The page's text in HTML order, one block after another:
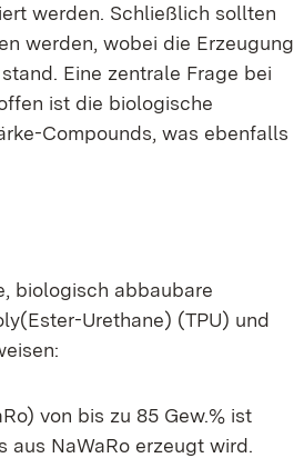
werden. Schließlich sollten
werden, wobei die Erzeugung
Eine zentrale Frage bei
ist die biologische
Compounds, was ebenfalls
biologisch abbaubare
Urethane) (TPU) und
von bis zu 85 Gew.% ist
aus NaWaRo erzeugt wird.